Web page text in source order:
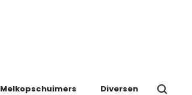
Melkopschuimers Diversen